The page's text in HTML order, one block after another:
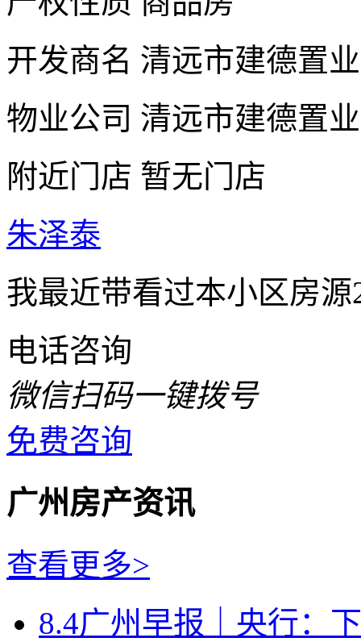
开发商名 清远市建德置
物业公司 清远市建德置
附近门店 暂无门店
朱泽泰
我最近带看过本小区房
电话咨询
微信扫码一键拨号
免费咨询
广州房产资讯
查看更多>
8.4广州早报｜央行：